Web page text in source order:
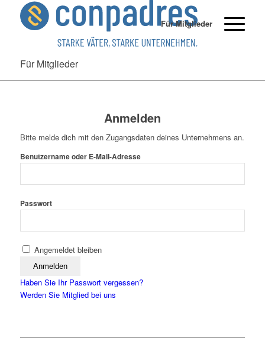
Für Mitglieder
Für Mitglieder
Anmelden
Bitte melde dich mit den Zugangsdaten deines Unternehmens an.
Benutzername oder E-Mail-Adresse
Passwort
Angemeldet bleiben
Haben Sie Ihr Passwort vergessen?
Werden Sie Mitglied bei uns